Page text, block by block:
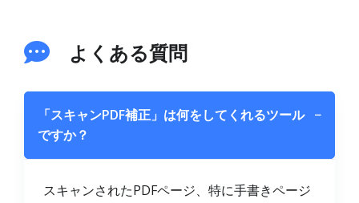
よくある質問
「スキャンPDF補正」は何をしてくれるツール
ですか？
−
スキャンされたPDFページ、特に手書きページ